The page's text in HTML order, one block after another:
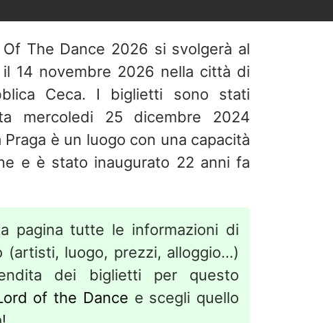
The Dance 2026 si svolgerà al
il 14 novembre 2026 nella città di
Ceca. I biglietti sono stati
mercoledi 25 dicembre 2024
Praga è un luogo con una capacità
e è stato inaugurato 22 anni fa
pagina tutte le informazioni di
(artisti, luogo, prezzi, alloggio...)
dei biglietti per questo
of the Dance e scegli quello